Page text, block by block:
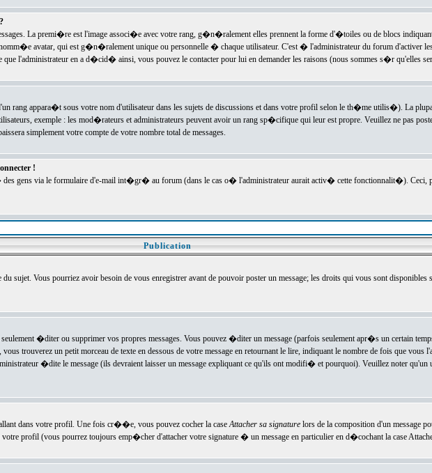
La premi�re est l'image associ�e avec votre rang, g�n�ralement elles prennent la forme d'�toiles ou de blocs
avatar, qui est g�n�ralement unique ou personnelle � chaque utilisateur. C'est � l'administrateur du forum d'activer
l'administrateur en a d�cid� ainsi, vous pouvez le contacter pour lui en demander les raisons (nous sommes s�r qu'elles
rang appara�t sous votre nom d'utilisateur dans les sujets de discussions et dans votre profil selon le th�me utilis�). La
exemple : les mod�rateurs et administrateurs peuvent avoir un rang sp�cifique qui leur est propre. Veuillez ne pas
simplement votre compte de votre nombre total de messages.
!
gens via le formulaire d'e-mail int�gr� au forum (dans le cas o� l'administrateur aurait activ� cette fonctionnalit�).
Publication
sujet. Vous pourriez avoir besoin de vous enregistrer avant de pouvoir poster un message; les droits qui vous sont
�diter ou supprimer vos propres messages. Vous pouvez �diter un message (parfois seulement apr�s un certain
trouverez un petit morceau de texte en dessous de votre message en retournant le lire, indiquant le nombre de fois que
�dite le message (ils devraient laisser un message expliquant ce qu'ils ont modifi� et pourquoi). Veuillez noter qu'un
dans votre profil. Une fois cr��e, vous pouvez cocher la caseAttacher sa signaturelors de la composition d'un message
profil (vous pourrez toujours emp�cher d'attacher votre signature � un message en particulier en d�cochant la case